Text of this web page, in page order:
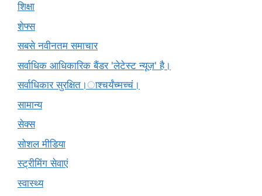
शिक्षा
शेफ्स
सबसे नवीनतम समाचार
सर्वाधिक आधिकारिक बैंडर 'लेटेस्ट न्यूज़' है।
सर्वाधिकार सुरक्षित।ाश्चर्यंच्मच्चं।
सामान्य
सेक्स
सोशल मीडिया
स्ट्रीमिंग सेवाएं
स्वास्थ्य